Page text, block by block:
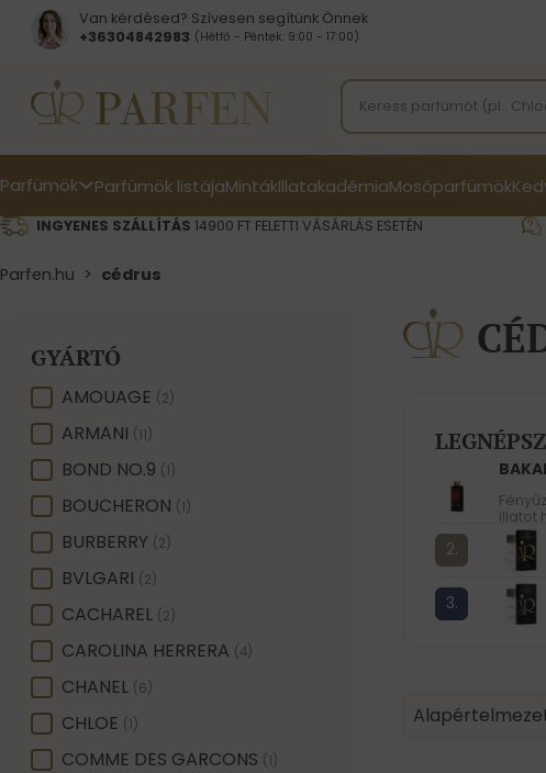
Van kérdésed? Szívesen segítünk Önnek
+36304842983 (Hétfő - Péntek: 9:00 - 17:00)
Parfümök Parfümök listájaMintákIllatakadémiaMosóparfümök
INGYENES SZÁLLÍTÁS 14900 FT FELETTI VÁSÁRLÁS ESETÉN
Parfen.hu > cédrus
GYÁRTÓ
GYÁRTÓ
AMOUAGE (2)
ARMANI (11)
BOND NO.9 (1)
BOUCHERON (1)
BURBERRY (2)
BVLGARI (2)
CACHAREL (2)
CAROLINA HERRERA (4)
CHANEL (6)
CHLOE (1)
COMME DES GARCONS (1)
illatot
Product |
Sort content
Sort content